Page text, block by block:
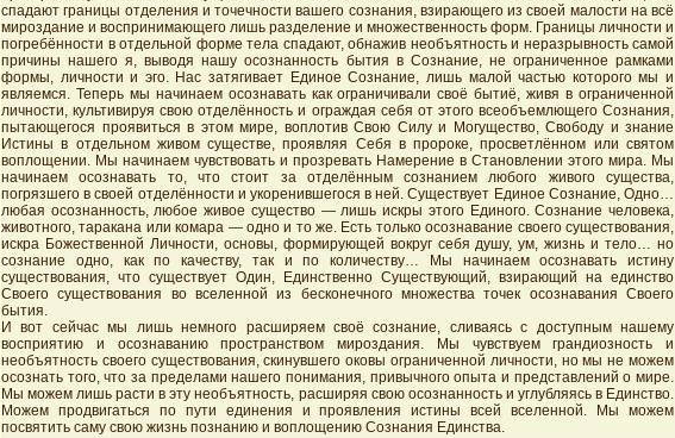
спадают границы отделения и точечности вашего сознания, взирающего из своей малости на всё
мироздание и воспринимающего лишь разделение и множественность форм. Границы личности и
погребённости в отдельной форме тела спадают, обнажив необъятность и неразрывность самой
причины нашего я, выводя нашу осознанность бытия в Сознание, не ограниченное рамками
формы, личности и эго. Нас затягивает Единое Сознание, лишь малой частью которого мы и
являемся. Теперь мы начинаем осознавать как ограничивали своё бытиё, живя в ограниченной
личности, культивируя свою отделённость и ограждая себя от этого всеобъемлющего Сознания,
пытающегося проявиться в этом мире, воплотив Свою Силу и Могущество, Свободу и знание
Истины в отдельном живом существе, проявляя Себя в пророке, просветлённом или святом
воплощении. Мы начинаем чувствовать и прозревать Намерение в Становлении этого мира. Мы
начинаем осознавать то, что стоит за отделённым сознанием любого живого существа,
погрязшего в своей отделённости и укоренившегося в ней. Существует Единое Сознание, Одно…
любая осознанность, любое живое существо — лишь искры этого Единого. Сознание человека,
животного, таракана или комара — одно и то же. Есть только осознавание своего существования,
искра Божественной Личности, основы, формирующей вокруг себя душу, ум, жизнь и тело… но
сознание одно, как по качеству, так и по количеству… Мы начинаем осознавать истину
существования, что существует Один, Единственно Существующий, взирающий на единство
Своего существования во вселенной из бесконечного множества точек осознавания Своего
бытия.
И вот сейчас мы лишь немного расширяем своё сознание, сливаясь с доступным нашему
восприятию и осознаванию пространством мироздания. Мы чувствуем грандиозность и
необъятность своего существования, скинувшего оковы ограниченной личности, но мы не можем
осознать того, что за пределами нашего понимания, привычного опыта и представлений о мире.
Мы можем лишь расти в эту необъятность, расширяя свою осознанность и углубляясь в Единство.
Можем продвигаться по пути единения и проявления истины всей вселенной. Мы можем
посвятить саму свою жизнь познанию и воплощению Сознания Единства.